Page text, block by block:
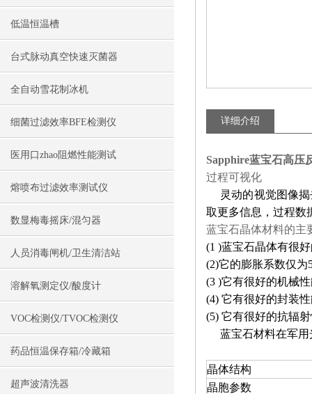
低温恒温槽
台式脉动真空快速灭菌器
全自动雪花制冰机
细菌过滤效率BFE检测仪
医用口zhao阻燃性能测试
熔喷布过滤效率测试仪
数显梅毒摇床/混匀器
人员消毒闸机/卫生清洁站
溶解氧测定仪/酸度计
VOC检测仪/TVOC检测仪
药品恒温保存箱/冷藏箱
超声波清洗器
详细介绍
Sapphire蓝宝石高压
过程可视化
灵动的视觉图像揭
取更多信息，过程数
蓝宝石晶体材料的主
(1 )蓝宝石晶体有很
(2)它的膨胀系数仅为
(3 )它有很好的机械
(4) 它有很好的封装
(5) 它有很好的抗辐
蓝宝石材料在军用
晶体结构
晶胞参数